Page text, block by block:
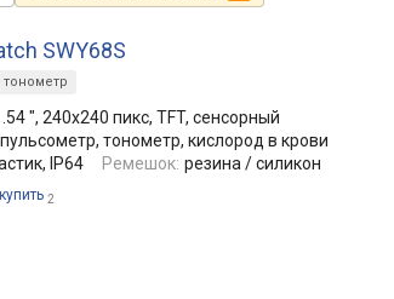
SWY68S
тонометр
", 240x240 пикс, TFT, сенсорный
пульсометр, тонометр, кислород в крови
IP64 Ремешок: резина / силикон
2